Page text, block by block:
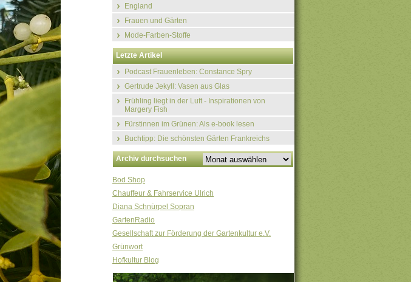
England
Frauen und Gärten
Mode-Farben-Stoffe
Letzte Artikel
Podcast Frauenleben: Constance Spry
Gertrude Jekyll: Vasen aus Glas
Frühling liegt in der Luft - Inspirationen von
Margery Fish
Fürstinnen im Grünen: Als e-book lesen
Buchtipp: Die schönsten Gärten Frankreichs
Archiv durchsuchen
Bod Shop
Chauffeur & Fahrservice Ulrich
Diana Schnürpel Sopran
GartenRadio
Gesellschaft zur Förderung der Gartenkultur e.V.
Grünwort
Hofkultur Blog